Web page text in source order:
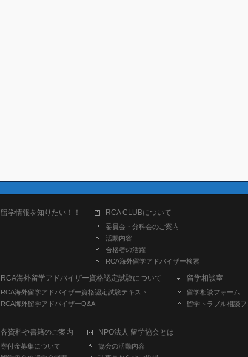
留学情報を知りたい！！ RCA CLUBについて
委員会・分科会のご案内
活動内容
合格者の活躍
RCA海外留学アドバイザー検索
RCA海外留学アドバイザー資格認定試験について
RCA海外留学アドバイザー資格認定試験テキスト
RCA海外留学アドバイザーQ&A
留学相談室
留学相談フォーム
留学トラブル相談フ
各資料や書籍のご案内
寄付金募集について
NPO法人 留学協会とは
協会の活動内容